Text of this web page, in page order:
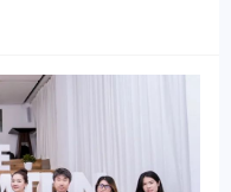
奖的全年战略及布局，他